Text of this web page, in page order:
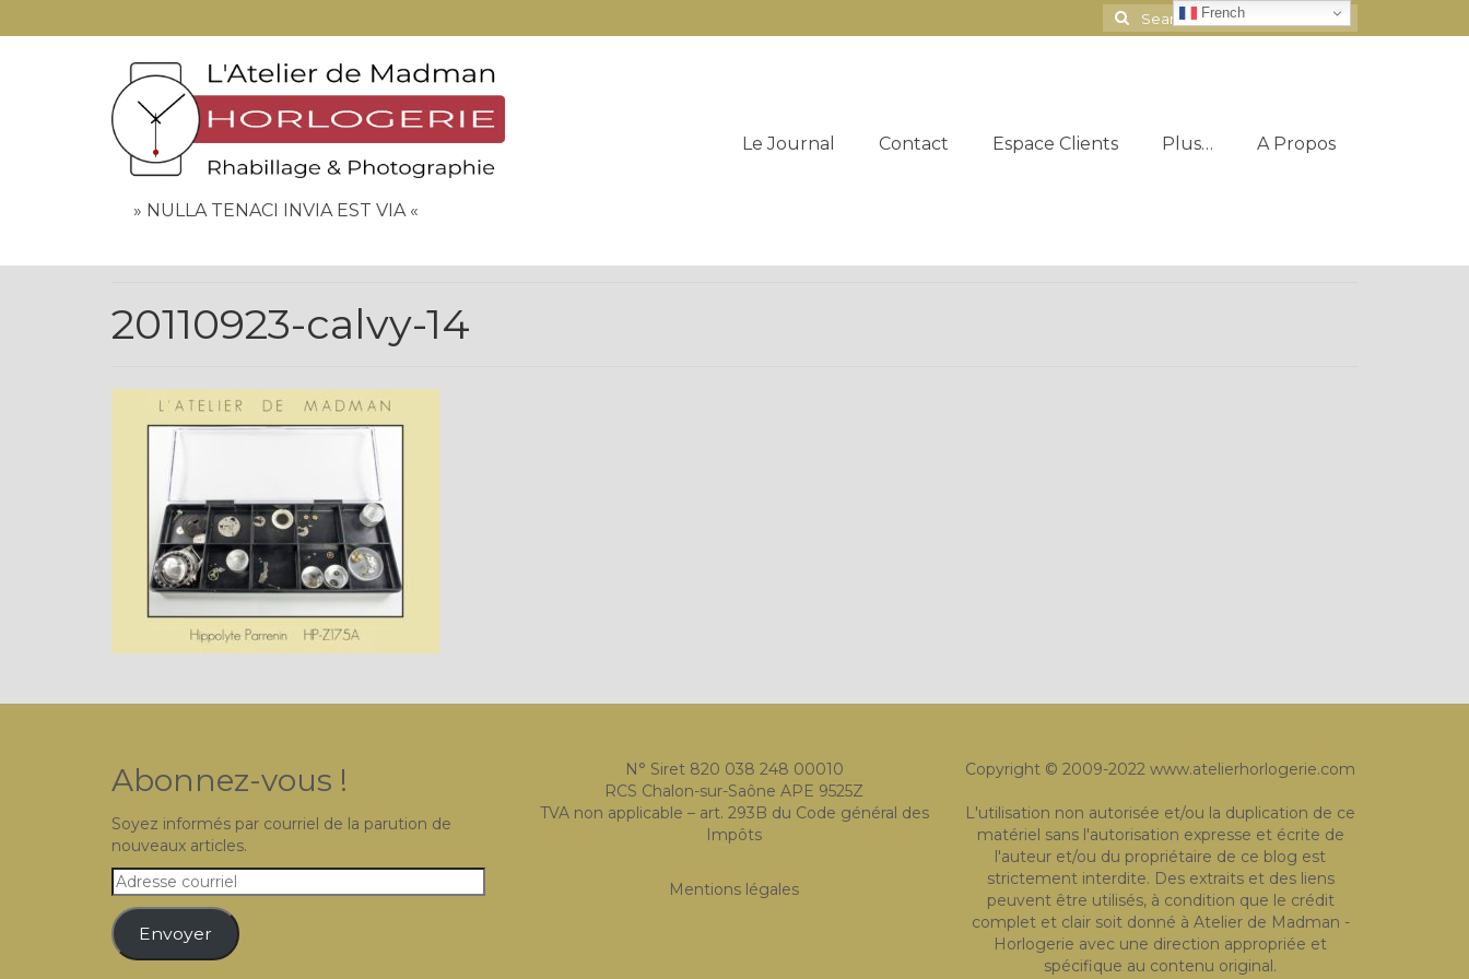
Search
for:
» NULLA TENACI INVIA EST VIA «
Le Journal Contact Espace Clients Plus… A Propos
20110923-calvy-14
Abonnez-vous !
Soyez informés par courriel de la parution de
nouveaux articles.
Adresse
courriel
Envoyer
N° Siret 820 038 248 00010
RCS Chalon-sur-Saône APE 9525Z
TVA non applicable – art. 293B du Code général des
Impôts
Mentions légales
Copyright © 2009-2022 www.atelierhorlogerie.com
L'utilisation non autorisée et/ou la duplication de ce
matériel sans l'autorisation expresse et écrite de
l'auteur et/ou du propriétaire de ce blog est
strictement interdite. Des extraits et des liens
peuvent être utilisés, à condition que le crédit
complet et clair soit donné à Atelier de Madman -
Horlogerie avec une direction appropriée et
spécifique au contenu original.
French